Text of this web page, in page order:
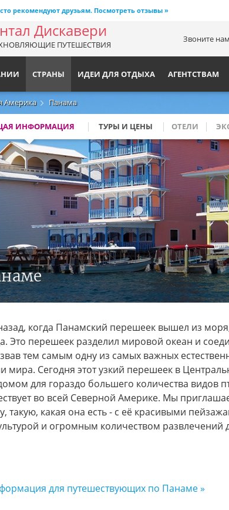
Америка Панама
ИНФОРМАЦИЯ ТУРЫ И ЦЕНЫ ОТЕЛИ
когда Панамский перешеек вышел из
Это перешеек разделил мировой океан и
тем самым одну из самых важных
мира. Сегодня этот узкий перешеек в
для гораздо большего количества видов
во всей Северной Америке. Мы
такую, какая она есть - с её красивыми
и огромным количеством развлечений
для путешествующих по Панаме »
рекомендуют друзьям. Посмотреть отзывы »
Дискавери
ПУТЕШЕСТВИЯ
Звоните
СТРАНЫ
Наиболее
Австралия
Аргентина
Бирма
Бразилия
Бутан
Гонконг
Индия
Индонезия
Исландия
Италия
Кения
Карта мира по
ИДЕИ ДЛЯ ОТДЫХА АГЕНТСТВАМ